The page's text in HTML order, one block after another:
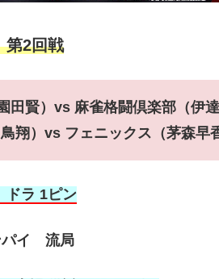
第2回戦
田賢）vs 麻雀格闘倶楽部（伊
翔）vs フェニックス（茅森早
ラ 1ピン
パイ 流局